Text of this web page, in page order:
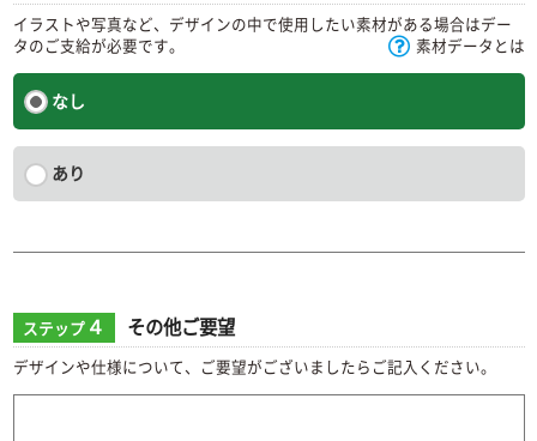
イラストや写真など、デザインの中で使用したい素材がある場合はデー
タのご支給が必要です。
素材データとは
なし
あり
ステップ４ その他ご要望
デザインや仕様について、ご要望がございましたらご記入ください。